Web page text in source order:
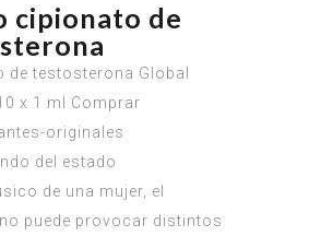
cipionato de
de testosterona Global
x 1 ml Comprar
originales
del estado
de una mujer, el
puede provocar distintos